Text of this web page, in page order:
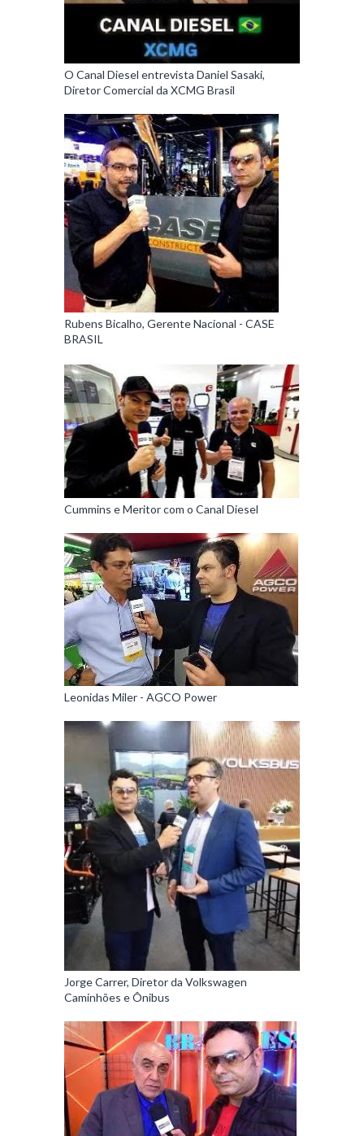
O Canal Diesel entrevista Daniel Sasaki,
Diretor Comercial da XCMG Brasil
Rubens Bicalho, Gerente Nacional - CASE
BRASIL
Cummins e Meritor com o Canal Diesel
Leonidas Miler - AGCO Power
Jorge Carrer, Diretor da Volkswagen
Caminhões e Ônibus